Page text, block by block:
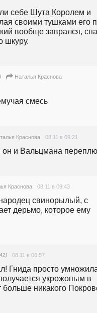
себе Шута Королем и
своими тушками его
вообще заврался,
шкуру.
Наталья Краснова
смесь
Краснова 08.11 в 09:21
и Вальцмана
Краснова 08.11 в 09:43
свинорылый, с
дерьмо, которое ему
08.11 в 06:57
Гнида просто
укрожопым в
больше никакого